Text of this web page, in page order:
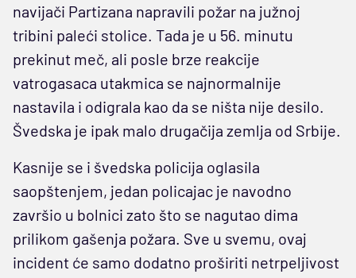
navijači Partizana napravili požar na južnoj
tribini paleći stolice. Tada je u 56. minutu
prekinut meč, ali posle brze reakcije
vatrogasaca utakmica se najnormalnije
nastavila i odigrala kao da se ništa nije desilo.
Švedska je ipak malo drugačija zemlja od Srbije.
Kasnije se i švedska policija oglasila
saopštenjem, jedan policajac je navodno
završio u bolnici zato što se nagutao dima
prilikom gašenja požara. Sve u svemu, ovaj
incident će samo dodatno proširiti netrpeljivost